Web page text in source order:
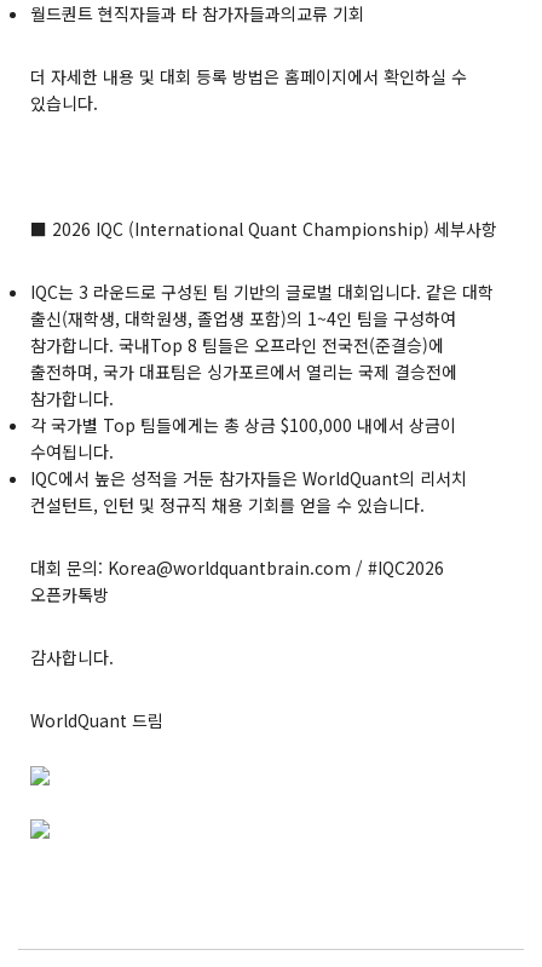
월드퀀트 현직자들과 타 참가자들과의교류 기회
더 자세한 내용 및 대회 등록 방법은 홈페이지에서 확인하실 수
있습니다.
■ 2026 IQC (International Quant Championship) 세부사항
IQC는 3 라운드로 구성된 팀 기반의 글로벌 대회입니다. 같은 대학
출신(재학생, 대학원생, 졸업생 포함)의 1~4인 팀을 구성하여
참가합니다. 국내Top 8 팀들은 오프라인 전국전(준결승)에
출전하며, 국가 대표팀은 싱가포르에서 열리는 국제 결승전에
참가합니다.
각 국가별 Top 팀들에게는 총 상금 $100,000 내에서 상금이
수여됩니다.
IQC에서 높은 성적을 거둔 참가자들은 WorldQuant의 리서치
컨설턴트, 인턴 및 정규직 채용 기회를 얻을 수 있습니다.
대회 문의: Korea@worldquantbrain.com / #IQC2026
오픈카톡방
감사합니다.
WorldQuant 드림